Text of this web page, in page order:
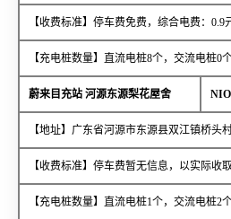
【收费标准】停车费免费，综合电费：0.9
【充电桩数量】直流电桩8个，交流电桩0
蔚来目充站 河源东源梨花屋舍
【地址】广东省河源市东源县双江镇桥头
【收费标准】停车费暂无信息，以实际收
【充电桩数量】直流电桩1个，交流电桩2